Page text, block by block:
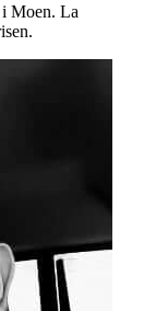
Moen. La